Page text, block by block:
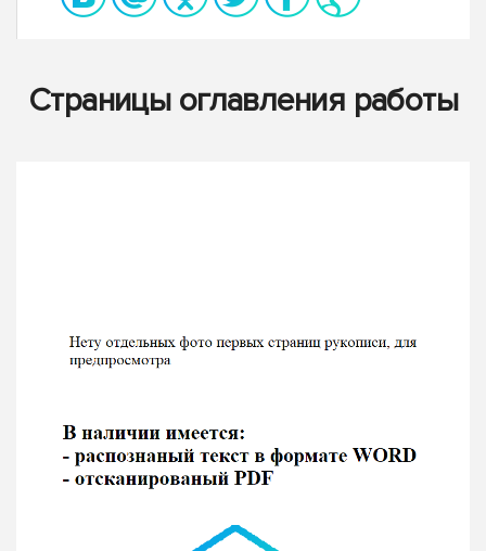
Страницы оглавления работы